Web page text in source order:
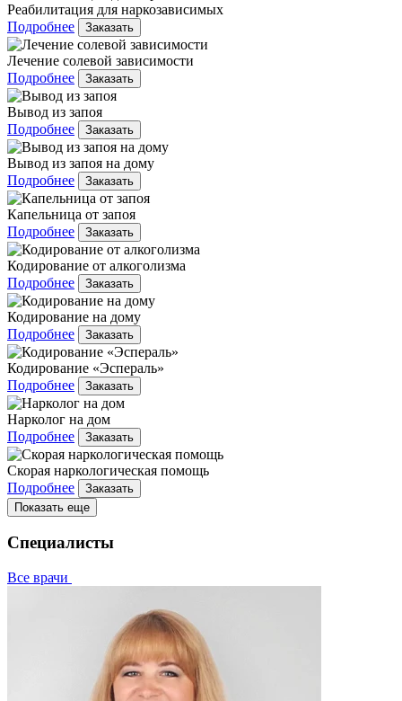
Реабилитация для наркозависимых
Подробнее
Заказать
Лечение солевой зависимости
Подробнее
Заказать
Вывод из запоя
Подробнее
Заказать
Вывод из запоя на дому
Подробнее
Заказать
Капельница от запоя
Подробнее
Заказать
Кодирование от алкоголизма
Подробнее
Заказать
Кодирование на дому
Подробнее
Заказать
Кодирование «Эспераль»
Подробнее
Заказать
Нарколог на дом
Подробнее
Заказать
Скорая наркологическая помощь
Подробнее
Заказать
Показать еще
Специалисты
Все врачи